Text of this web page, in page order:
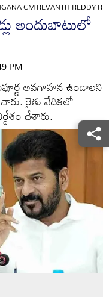
CM REVANTH REDDY
అందుబాటులో
PM
అవగాహన ఉండాలని
రైతు వేదికలో
చేశారు.